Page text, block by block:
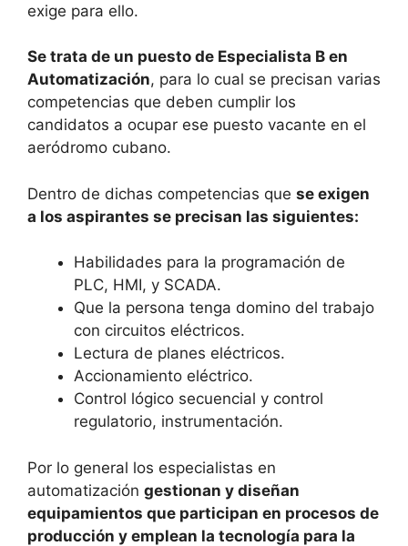
exige para ello.
Se trata de un puesto de Especialista B en
Automatización, para lo cual se precisan varias
competencias que deben cumplir los
candidatos a ocupar ese puesto vacante en el
aeródromo cubano.
Dentro de dichas competencias que se exigen
a los aspirantes se precisan las siguientes:
Habilidades para la programación de
PLC, HMI, y SCADA.
Que la persona tenga domino del trabajo
con circuitos eléctricos.
Lectura de planes eléctricos.
Accionamiento eléctrico.
Control lógico secuencial y control
regulatorio, instrumentación.
Por lo general los especialistas en
automatización gestionan y diseñan
equipamientos que participan en procesos de
producción y emplean la tecnología para la